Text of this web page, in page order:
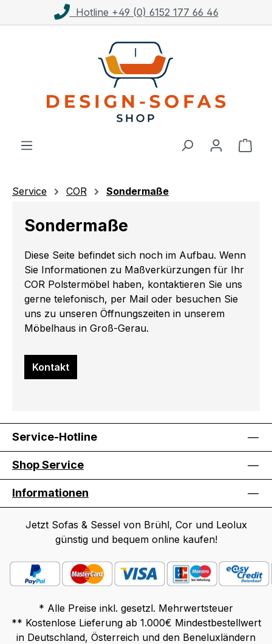
Zum Hauptinhalt springen
Hotline +49 (0) 6152 177 66 46
Service COR Sondermaße
Sondermaße
Diese Seite befindet sich noch im Aufbau. Wenn
Sie Informationen zu Maßverkürzungen für Ihr
COR Polstermöbel haben, kontaktieren Sie uns
gerne telefonisch, per Mail oder besuchen Sie
uns zu unseren Öffnungszeiten in unserem
Möbelhaus in Groß-Gerau.
Kontakt
Service-Hotline
Shop Service
Informationen
Jetzt Sofas & Sessel von Brühl, Cor und Leolux
günstig und bequem online kaufen!
* Alle Preise inkl. gesetzl. Mehrwertsteuer
** Kostenlose Lieferung ab 1.000€ Mindestbestellwert
in Deutschland, Österreich und den Beneluxländern